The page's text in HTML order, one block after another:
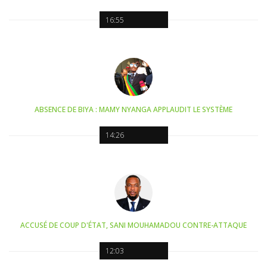
16:55
14:26
ABSENCE DE BIYA : MAMY NYANGA APPLAUDIT LE SYSTÈME
12:03
ACCUSÉ DE COUP D'ÉTAT, SANI MOUHAMADOU CONTRE-ATTAQUE